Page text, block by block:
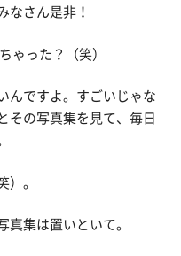
なさん是非！
ゃった？（笑）
んですよ。すごいじゃな
その写真集を見て、毎日
）。
真集は置いといて。